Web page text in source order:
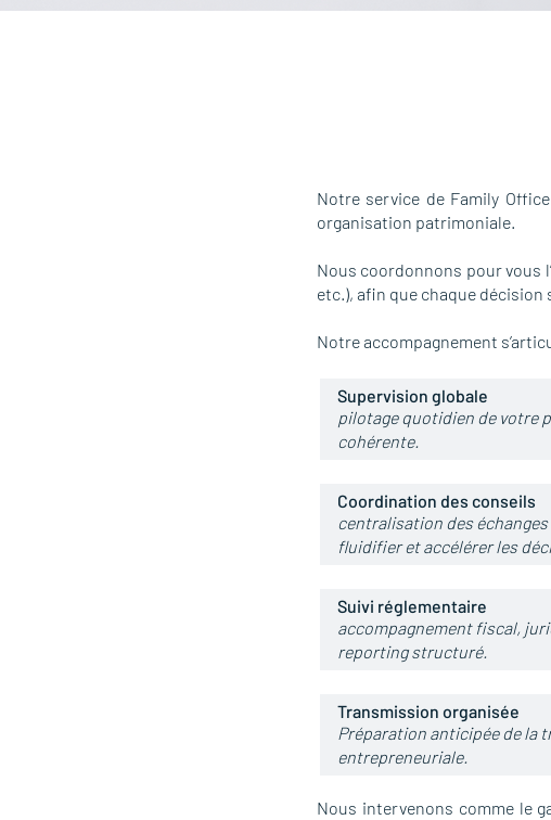
Notre service de Family
organisation patrimoniale.
Nous coordonnons pour vous
etc.), afin que chaque décision
Notre accompagnement
Supervision globale
pilotage quotidien de votre
cohérente.
Coordination des conseils
centralisation des
fluidifier et accélérer les
Suivi réglementaire
accompagnement fiscal,
reporting structuré.
Transmission organisée
Préparation anticipée de la
entrepreneuriale.
Nous intervenons comme le